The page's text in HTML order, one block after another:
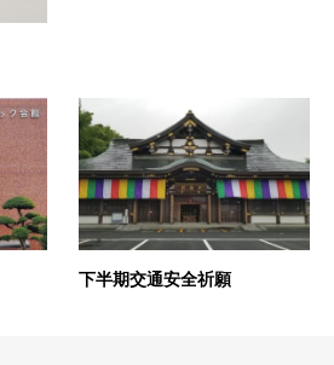
下半期交通安全祈願